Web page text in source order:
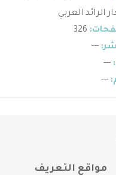
دار الرائد العربي
---
---
---
مواقع التعريف